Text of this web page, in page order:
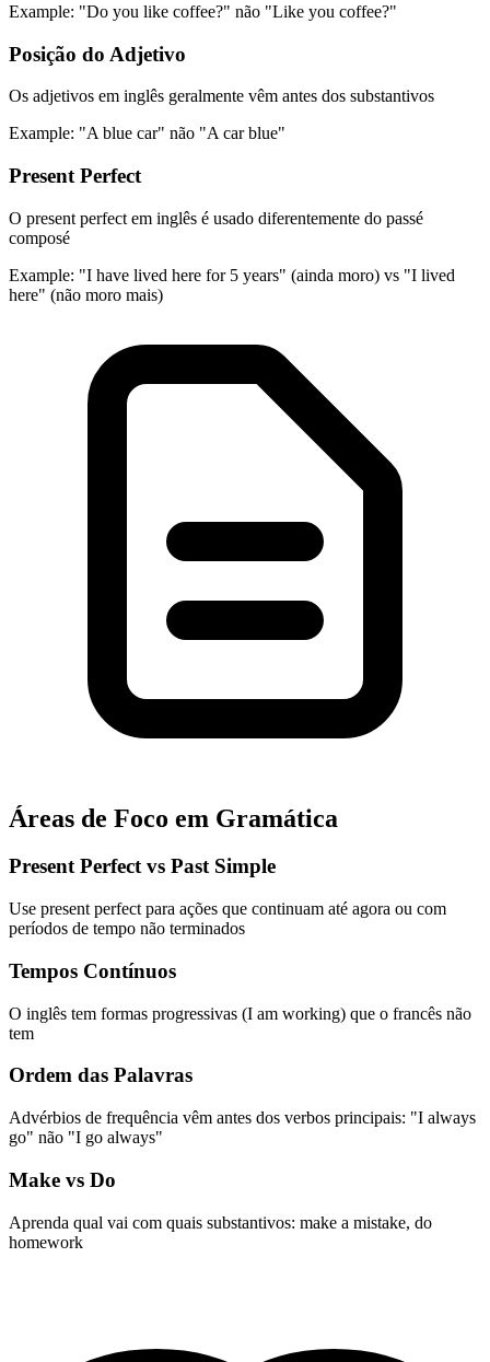
Example: "Do you like coffee?" não "Like you coffee?"
Posição do Adjetivo
Os adjetivos em inglês geralmente vêm antes dos substantivos
Example: "A blue car" não "A car blue"
Present Perfect
O present perfect em inglês é usado diferentemente do passé
composé
Example: "I have lived here for 5 years" (ainda moro) vs "I lived
here" (não moro mais)
Áreas de Foco em Gramática
Present Perfect vs Past Simple
Use present perfect para ações que continuam até agora ou com
períodos de tempo não terminados
Tempos Contínuos
O inglês tem formas progressivas (I am working) que o francês não
tem
Ordem das Palavras
Advérbios de frequência vêm antes dos verbos principais: "I always
go" não "I go always"
Make vs Do
Aprenda qual vai com quais substantivos: make a mistake, do
homework